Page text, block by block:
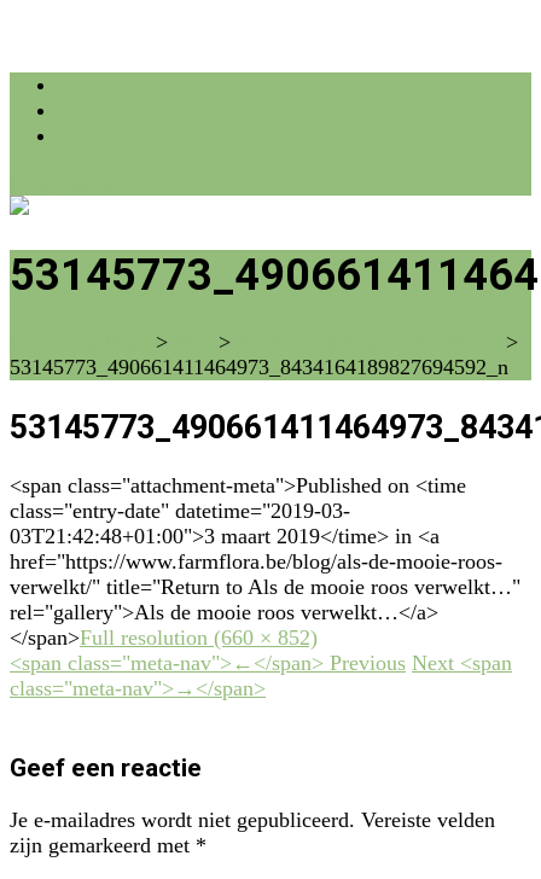
> >
>
53145773_490661411464973_8434164189827694592_n
<span class="attachment-meta">Published on <time
class="entry-date" datetime="2019-03-
03T21:42:48+01:00">3 maart 2019</time> in <a
href="https://www.farmflora.be/blog/als-de-mooie-roos-
verwelkt/" title="Return to Als de mooie roos verwelkt…"
rel="gallery">Als de mooie roos verwelkt…</a>
</span>Full resolution (660 × 852)
<span class="meta-nav">←</span> Previous Next <span
class="meta-nav">→</span>
Geef een reactie
Je e-mailadres wordt niet gepubliceerd. Vereiste velden
zijn gemarkeerd met *